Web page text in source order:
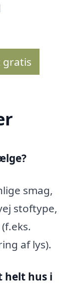
gratis
smag,
stoftype,
af lys).
helt hus i